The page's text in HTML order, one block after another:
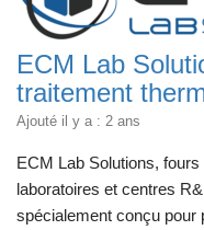
ECM Lab
traitement
Ajouté il y a : 2 ans
ECM Lab Solutions,
laboratoires et centres
spécialement conçu pour